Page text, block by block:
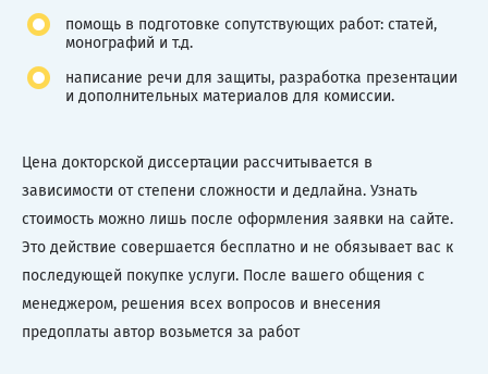
помощь в подготовке сопутствующих работ: статей,
монографий и т.д.
написание речи для защиты, разработка презентации
и дополнительных материалов для комиссии.
Цена докторской диссертации рассчитывается в
зависимости от степени сложности и дедлайна. Узнать
стоимость можно лишь после оформления заявки на сайте.
Это действие совершается бесплатно и не обязывает вас к
последующей покупке услуги. После вашего общения с
менеджером, решения всех вопросов и внесения
предоплаты автор возьмется за работ